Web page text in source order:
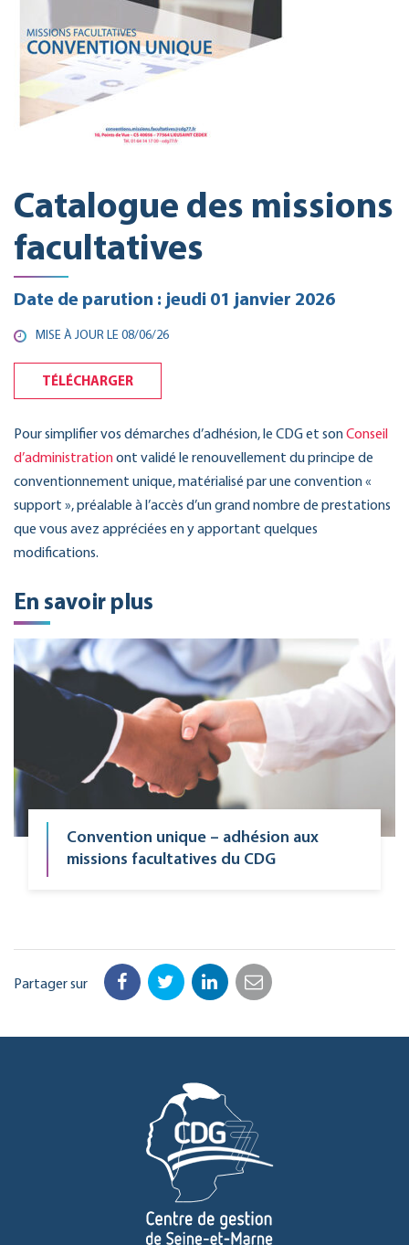
Catalogue des missions
facultatives
Date de parution : jeudi 01 janvier 2026
MISE À JOUR LE 08/06/26
TÉLÉCHARGER
Pour simplifier vos démarches d’adhésion, le CDG et sonConseil
d’administrationont validé le renouvellement du principe de
conventionnement unique, matérialisé par une convention «
support », préalable à l’accès d’un grand nombre de prestations
que vous avez appréciées en y apportant quelques
modifications.
En savoir plus
Convention unique – adhésion aux
missions facultatives du CDG
Partager sur Facebook
TwitterLinkedIn
Email